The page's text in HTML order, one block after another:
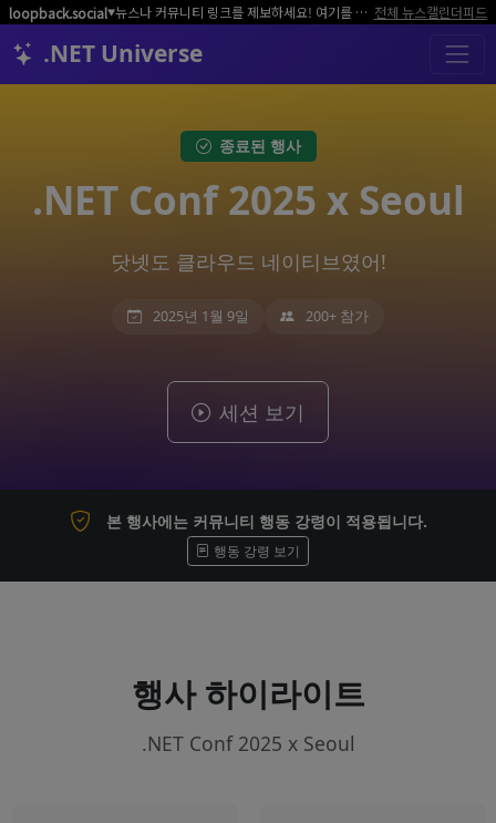
loopback.social▼ 뉴스나 커뮤니티 링크를 제보하세요! 여기를 클릭해서 알려주세요. 전체 뉴스캘린더피드
.NET Universe
종료된 행사
.NET Conf 2025 x Seoul
닷넷도 클라우드 네이티브였어!
2025년 1월 9일 200+ 참가
세션 보기
본 행사에는 커뮤니티 행동 강령이 적용됩니다.
행동 강령 보기
행사 하이라이트
.NET Conf 2025 x Seoul